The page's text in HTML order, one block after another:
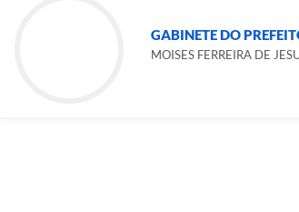
GABINETE DO
MOISES FERREIRA DE